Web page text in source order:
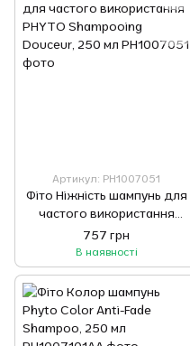
Артикул: PH1007051
Фіто Ніжність шампунь для
частого використання
PHYTO Shampooing
Douceur, 250 мл
757 грн
В наявності